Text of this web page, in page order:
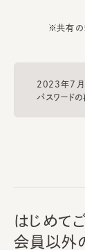
※共有の
2023年7月
パスワード
はじめて
会員以外